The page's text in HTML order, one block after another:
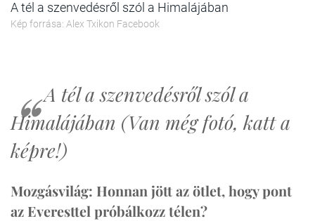
A tél a szenvedésről szól a Himalájában
Kép forrása: Alex Txikon Facebook
A tél a szenvedésről szól a
Himalájában (Van még fotó, katt a
képre!)
Mozgásvilág: Honnan jött az ötlet, hogy pont
az Everesttel próbálkozz télen?